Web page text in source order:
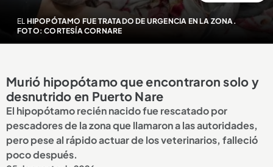
EL HIPOPÓTAMO FUE TRATADO DE URGENCIA EN LA ZONA.
FOTO: CORTESÍA CORNARE
Murió hipopótamo que encontraron solo y
desnutrido en Puerto Nare
El hipopótamo recién nacido fue rescatado por
pescadores de la zona que llamaron a las autoridades,
pero pese al rápido actuar de los veterinarios, falleció
poco después.